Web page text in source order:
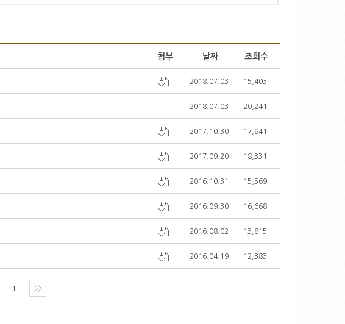
첨부 날짜 조회수
2018.07.03 15,403
2018.07.03 20,241
2017.10.30 17,941
2017.09.20 18,331
2016.10.31 15,569
2016.09.30 16,668
2016.08.02 13,815
2016.04.19 12,383
1 〉〉